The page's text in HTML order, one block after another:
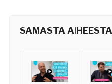
SAMASTA AIHEESTA